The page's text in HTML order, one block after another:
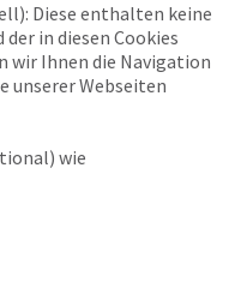
Diese enthalten keine
in diesen Cookies
Ihnen die Navigation
unserer Webseiten
wie